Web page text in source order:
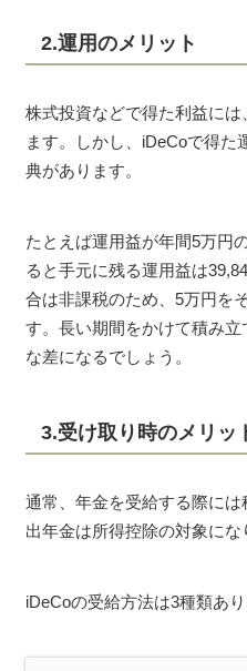
2.運用のメリット
株式投資などで得た利益には
ます。しかし、iDeCoで得
典があります。
たとえば運用益が年間5万円
ると手元に残る運用益は
合は非課税のため、5万円を
す。長い期間をかけて積み
な差になるでしょう。
3.受け取り時のメリッ
通常、年金を受給する際に
出年金は所得控除の対象にな
iDeCoの受給方法は3種類あり